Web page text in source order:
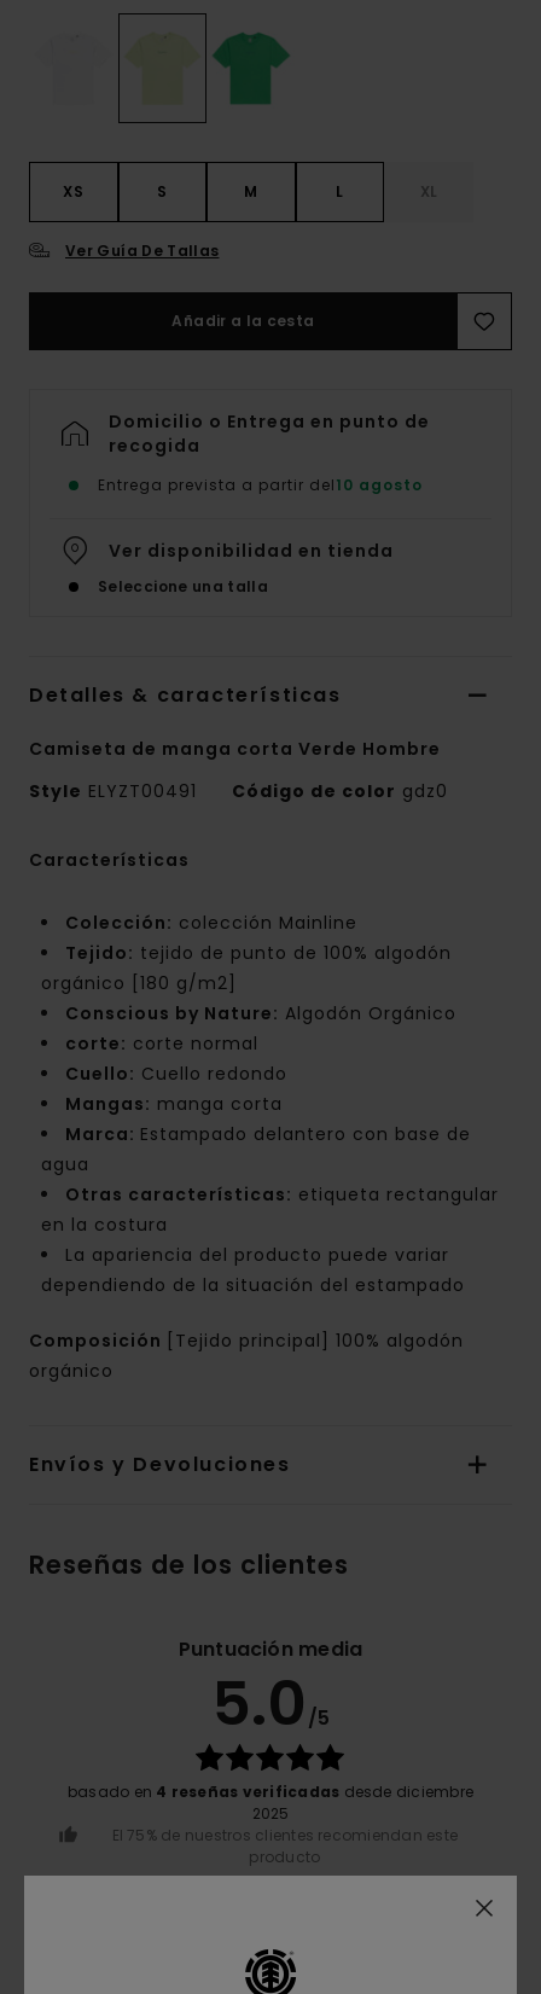
XS S M L XL
Ver Guía De Tallas
Añadir a la cesta
Domicilio o Entrega en punto de
recogida
Entrega prevista a partir del10 agosto
Ver disponibilidad en tienda
Seleccione una talla
Detalles & características
Camiseta de manga corta Verde Hombre
Style ELYZT00491 Código de color gdz0
Características
Colección: colección Mainline
Tejido: tejido de punto de 100% algodón
orgánico [180 g/m2]
Conscious by Nature: Algodón Orgánico
corte: corte normal
Cuello: Cuello redondo
Mangas: manga corta
Marca: Estampado delantero con base de
agua
Otras características: etiqueta rectangular
en la costura
La apariencia del producto puede variar
dependiendo de la situación del estampado
Composición
[Tejido principal] 100% algodón
orgánico
Envíos y Devoluciones
Reseñas de los clientes
Puntuación media
5.0 /5
basado en 4 reseñas verificadas desde diciembre
2025
El 75% de nuestros clientes recomiendan este
producto